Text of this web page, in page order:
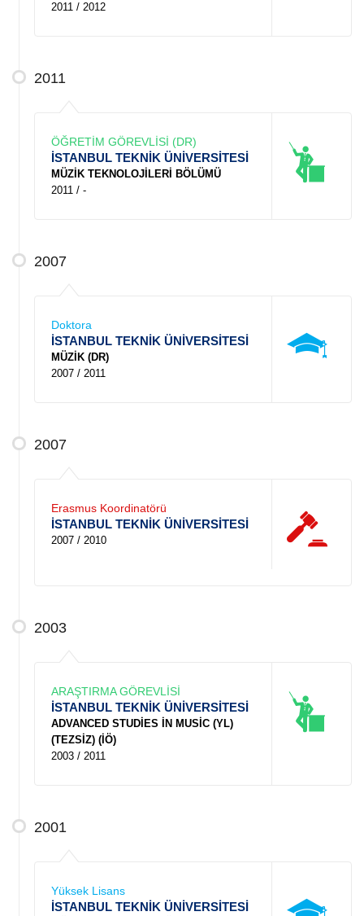
2011 / 2012
2011
ÖĞRETİM GÖREVLİSİ (DR)
İSTANBUL TEKNİK ÜNİVERSİTESİ
MÜZİK TEKNOLOJİLERİ BÖLÜMÜ
2011 / -
2007
Doktora
İSTANBUL TEKNİK ÜNİVERSİTESİ
MÜZİK (DR)
2007 / 2011
2007
Erasmus Koordinatörü
İSTANBUL TEKNİK ÜNİVERSİTESİ
2007 / 2010
2003
ARAŞTIRMA GÖREVLİSİ
İSTANBUL TEKNİK ÜNİVERSİTESİ
ADVANCED STUDİES İN MUSİC (YL)
(TEZSİZ) (İÖ)
2003 / 2011
2001
Yüksek Lisans
İSTANBUL TEKNİK ÜNİVERSİTESİ